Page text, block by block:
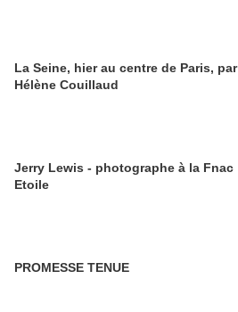
La Seine, hier au centre de Paris, par
Hélène Couillaud
Jerry Lewis - photographe à la Fnac
Etoile
PROMESSE TENUE